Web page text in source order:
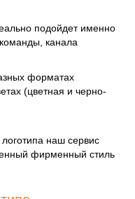
подойдет именно
канала
форматах
(цветная и черно-
наш сервис
фирменный стиль